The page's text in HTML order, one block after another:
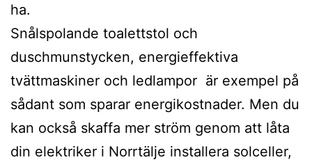
ha.
Snålspolande toalettstol och
duschmunstycken, energieffektiva
tvättmaskiner och ledlampor är exempel på
sådant som sparar energikostnader. Men du
kan också skaffa mer ström genom att låta
din elektriker i Norrtälje installera solceller,